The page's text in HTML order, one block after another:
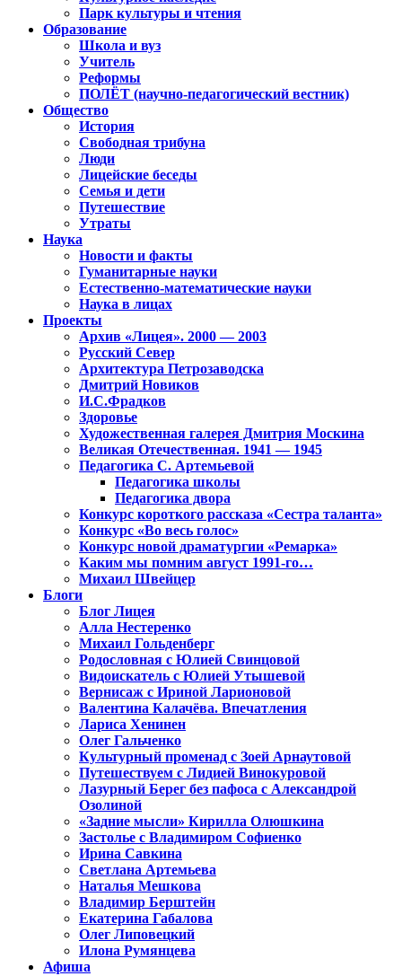
Парк культуры и чтения
Образование
Школа и вуз
Учитель
Реформы
ПОЛЁТ (научно-педагогический вестник)
Общество
История
Свободная трибуна
Люди
Лицейские беседы
Семья и дети
Путешествие
Утраты
Наука
Новости и факты
Гуманитарные науки
Естественно-математические науки
Наука в лицах
Проекты
Архив «Лицея». 2000 — 2003
Русский Север
Архитектура Петрозаводска
Дмитрий Новиков
И.С.Фрадков
Здоровье
Художественная галерея Дмитрия Москина
Великая Отечественная. 1941 — 1945
Педагогика С. Артемьевой
Педагогика школы
Педагогика двора
Конкурс короткого рассказа «Сестра таланта»
Конкурс «Во весь голос»
Конкурс новой драматургии «Ремарка»
Каким мы помним август 1991-го…
Михаил Швейцер
Блоги
Блог Лицея
Алла Нестеренко
Михаил Гольденберг
Родословная с Юлией Свинцовой
Видоискатель с Юлией Утышевой
Вернисаж с Ириной Ларионовой
Валентина Калачёва. Впечатления
Лариса Хенинен
Олег Гальченко
Культурный променад с Зоей Арнаутовой
Путешествуем с Лидией Винокуровой
Лазурный Берег без пафоса с Александрой
Озолиной
«Задние мысли» Кирилла Олюшкина
Застолье с Владимиром Софиенко
Ирина Савкина
Светлана Артемьева
Наталья Мешкова
Владимир Берштейн
Екатерина Габалова
Олег Липовецкий
Илона Румянцева
Афиша